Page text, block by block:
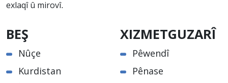
exlaqî û mirovî.
BEŞ
Nûçe
Kurdistan
XIZMETGUZARÎ
Pêwendî
Pênase